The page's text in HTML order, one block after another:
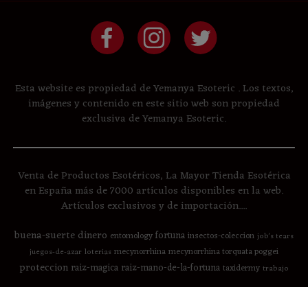
Esta website es propiedad de Yemanya Esoteric . Los textos,
imágenes y contenido en este sitio web son propiedad
exclusiva de Yemanya Esoteric.
Venta de Productos Esotéricos, La Mayor Tienda Esotérica
en España más de 7000 artículos disponibles en la web.
Artículos exclusivos y de importación....
buena-suertedinero entomologyfortunainsectos-coleccion job's tears
juegos-de-azar loterias mecynorrhinamecynorrhina torquata poggei
proteccion raiz-magica raiz-mano-de-la-fortunataxidermy trabajo